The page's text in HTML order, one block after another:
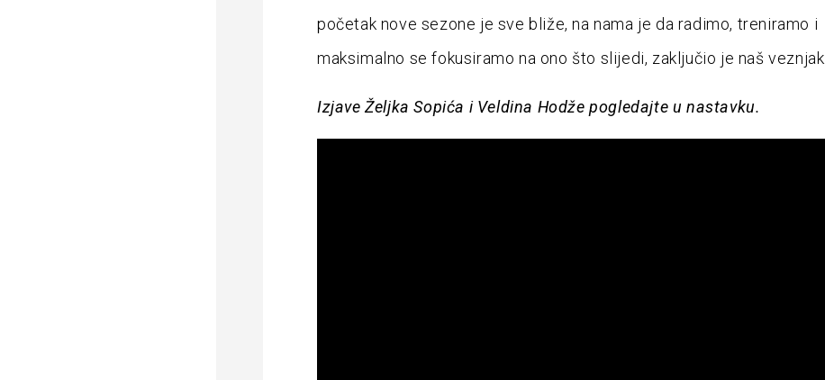
početak nove sezone je sve bliže, na nama je da radimo, treniramo i
maksimalno se fokusiramo na ono što slijedi, zaključio je naš veznjak.
Izjave Željka Sopića i Veldina Hodže pogledajte u nastavku.